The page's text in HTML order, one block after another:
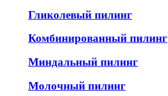
Гликолевый пилинг
Комбинированный пилинг
Миндальный пилинг
Молочный пилинг